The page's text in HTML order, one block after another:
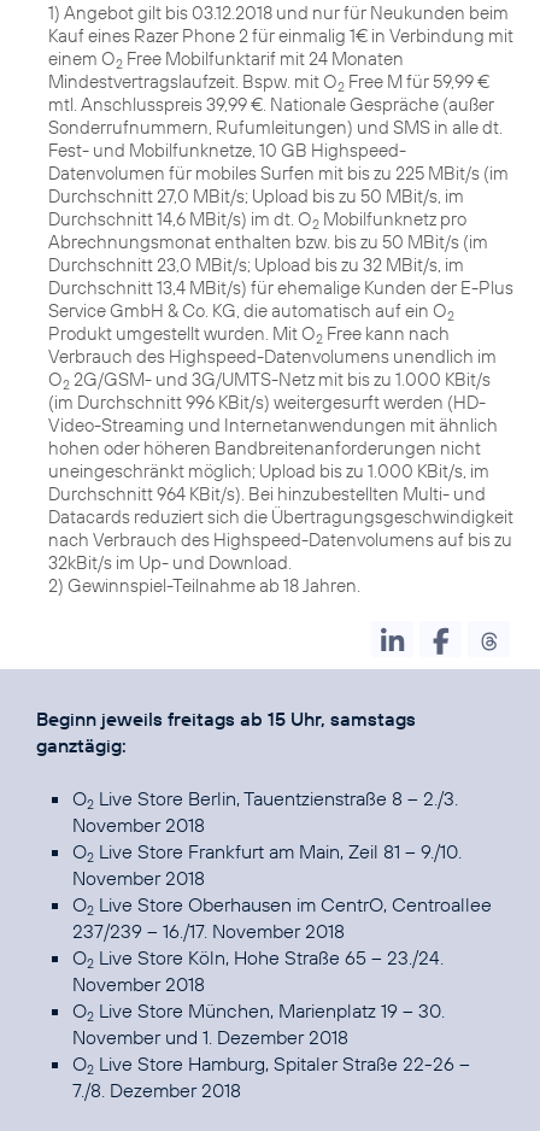
1) Angebot gilt bis 03.12.2018 und nur für Neukunden beim
Kauf eines Razer Phone 2 für einmalig 1€ in Verbindung mit
einem O2 Free Mobilfunktarif mit 24 Monaten
Mindestvertragslaufzeit. Bspw. mit O2 Free M für 59,99 €
mtl. Anschlusspreis 39,99 €. Nationale Gespräche (außer
Sonderrufnummern, Rufumleitungen) und SMS in alle dt.
Fest- und Mobilfunknetze, 10 GB Highspeed-
Datenvolumen für mobiles Surfen mit bis zu 225 MBit/s (im
Durchschnitt 27,0 MBit/s; Upload bis zu 50 MBit/s, im
Durchschnitt 14,6 MBit/s) im dt. O2 Mobilfunknetz pro
Abrechnungsmonat enthalten bzw. bis zu 50 MBit/s (im
Durchschnitt 23,0 MBit/s; Upload bis zu 32 MBit/s, im
Durchschnitt 13,4 MBit/s) für ehemalige Kunden der E-Plus
Service GmbH & Co. KG, die automatisch auf ein O2
Produkt umgestellt wurden. Mit O2 Free kann nach
Verbrauch des Highspeed-Datenvolumens unendlich im
O2 2G/GSM- und 3G/UMTS-Netz mit bis zu 1.000 KBit/s
(im Durchschnitt 996 KBit/s) weitergesurft werden (HD-
Video-Streaming und Internetanwendungen mit ähnlich
hohen oder höheren Bandbreitenanforderungen nicht
uneingeschränkt möglich; Upload bis zu 1.000 KBit/s, im
Durchschnitt 964 KBit/s). Bei hinzubestellten Multi- und
Datacards reduziert sich die Übertragungsgeschwindigkeit
nach Verbrauch des Highspeed-Datenvolumens auf bis zu
32kBit/s im Up- und Download.
2) Gewinnspiel-Teilnahme ab 18 Jahren.
Beginn jeweils freitags ab 15 Uhr, samstags
ganztägig:
O2 Live Store Berlin, Tauentzienstraße 8 – 2./3.
November 2018
O2 Live Store Frankfurt am Main, Zeil 81 – 9./10.
November 2018
O2 Live Store Oberhausen im CentrO, Centroallee
237/239 – 16./17. November 2018
O2 Live Store Köln, Hohe Straße 65 – 23./24.
November 2018
O2 Live Store München, Marienplatz 19 – 30.
November und 1. Dezember 2018
O2 Live Store Hamburg, Spitaler Straße 22-26 –
7./8. Dezember 2018